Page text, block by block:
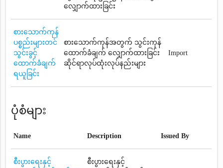
လျှောက်ထားခြင်း
စားသောက်ကုန်
ပစ္စည်းများတင်
သွင်းခွင့်
ထောက်ခံချက်
ရယူခြင်း
စားသောက်ကုန်အတွက် သွင်းကုန်
ထောက်ခံချက် လျှောက်ထားခြင်း
ဆိုင်ရာလုပ်ထုံးလုပ်နည်းများ
Import
ပုံစံများ
Name Description Issued By
စီးပွားရေးနှင့်
စီးပွားရေးနှင့်